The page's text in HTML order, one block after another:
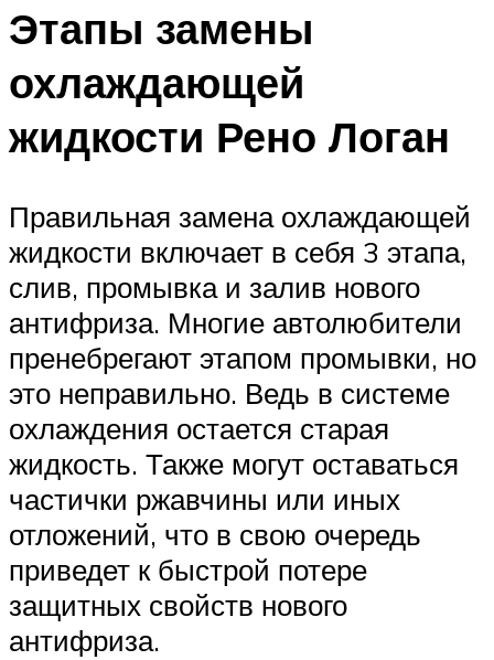
Этапы замены
охлаждающей
жидкости Рено Логан
Правильная замена охлаждающей
жидкости включает в себя 3 этапа,
слив, промывка и залив нового
антифриза. Многие автолюбители
пренебрегают этапом промывки, но
это неправильно. Ведь в системе
охлаждения остается старая
жидкость. Также могут оставаться
частички ржавчины или иных
отложений, что в свою очередь
приведет к быстрой потере
защитных свойств нового
антифриза.